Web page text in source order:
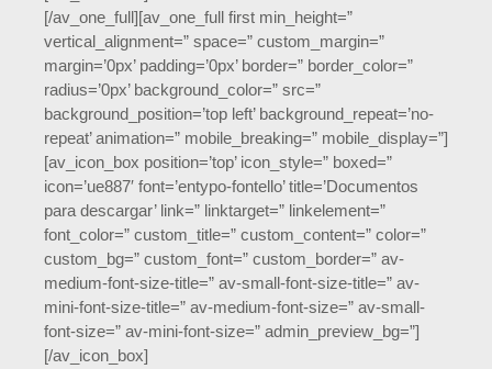
[/av_one_full][av_one_full first min_height=”
vertical_alignment=” space=” custom_margin=”
margin=’0px’ padding=’0px’ border=” border_color=”
radius=’0px’ background_color=” src=”
background_position=’top left’ background_repeat=’no-
repeat’ animation=” mobile_breaking=” mobile_display=”]
[av_icon_box position=’top’ icon_style=” boxed=”
icon=’ue887′ font=’entypo-fontello’ title=’Documentos
para descargar’ link=” linktarget=” linkelement=”
font_color=” custom_title=” custom_content=” color=”
custom_bg=” custom_font=” custom_border=” av-
medium-font-size-title=” av-small-font-size-title=” av-
mini-font-size-title=” av-medium-font-size=” av-small-
font-size=” av-mini-font-size=” admin_preview_bg=”]
[/av_icon_box]